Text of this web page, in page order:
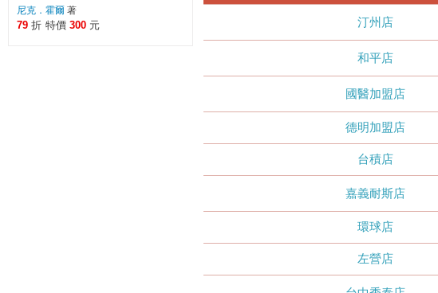
汀州店
和平店
國醫加盟店
德明加盟店
台積店
嘉義耐斯店
環球店
左營店
理阻力，拿回時間主導權
尼克．霍爾 著
79 折 特價 300 元